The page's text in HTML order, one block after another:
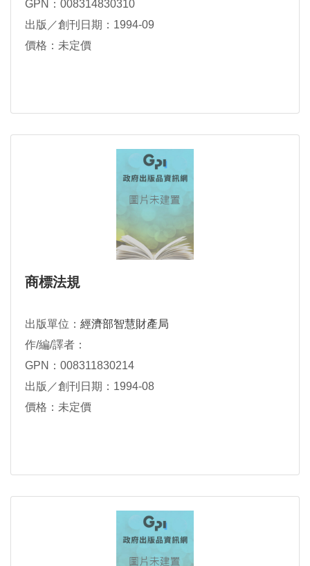
GPN：008314830310
出版／創刊日期：1994-09
價格：未定價
商標法規
出版單位： 經濟部智慧財產局
作/編/譯者：
GPN：008311830214
出版／創刊日期：1994-08
價格：未定價